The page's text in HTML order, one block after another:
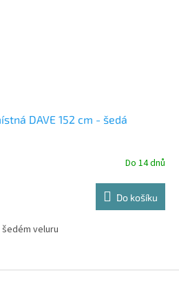
DAVE 152 cm - šedá
Do 14 dnů
Do košíku
šedém veluru